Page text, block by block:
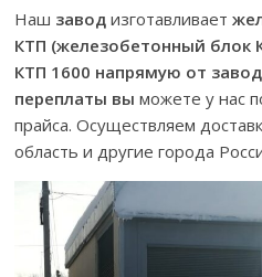
Наш завод изготавливает
КТП (железобетонный блок
КТП 1600 напрямую от
переплаты вы можете у нас
прайса. Осуществляем
область и другие города